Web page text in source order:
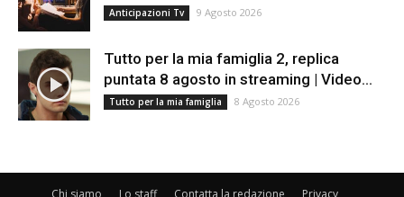
Anticipazioni Tv 9 Agosto 2026
Tutto per la mia famiglia 2, replica
puntata 8 agosto in streaming | Video...
Tutto per la mia famiglia 8 Agosto 2026
Chi siamo Lo staff Contatta la redazione Privacy